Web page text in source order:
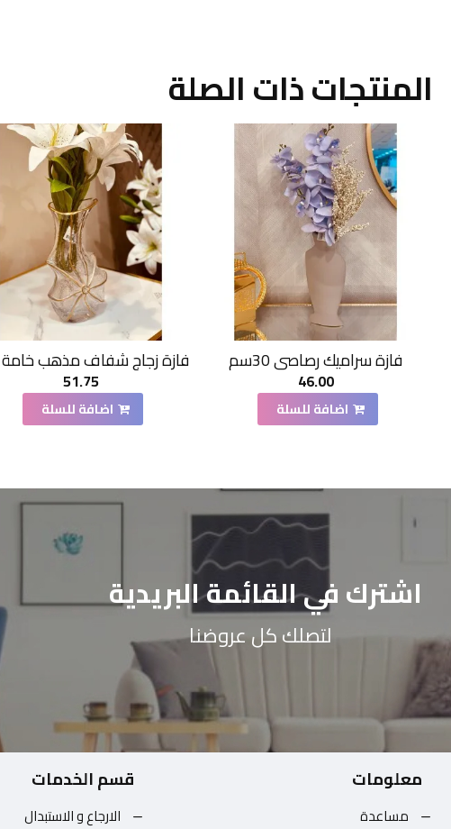
المنتجات ذات الصلة
فازة سراميك رصاصي 30سم
46.00
اضافة للسلة
51.75
اضافة للسلة
اشترك في القائمة البريدية
لتصلك كل عروضنا
معلومات
مساعدة
قسم الخدمات
الارجاع و الاستبدال